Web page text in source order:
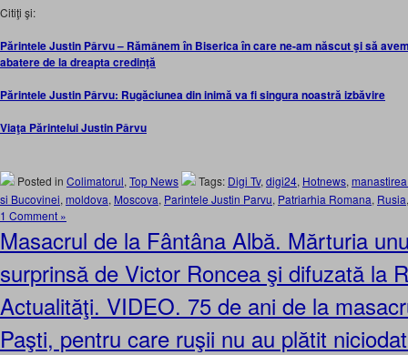
Citiţi şi:
Părintele Justin Pârvu – Rămânem în Biserica în care ne-am născut şi să
abatere de la dreapta credinţă
Părintele Justin Pârvu: Rugăciunea din inimă va fi singura noastră izbăvire
Viaţa Părintelui Justin Pârvu
Posted in Colimatorul, Top News Tags: Digi Tv, digi24, Hotnews,
si Bucovinei, moldova, Moscova, Parintele Justin Parvu, Patriarhia Romana, Rusia
1 Comment »
Masacrul de la Fântâna Albă. Mărturia
surprinsă de Victor Roncea şi difuzată la
Actualităţi. VIDEO. 75 de ani de la
Paşti, pentru care ruşii nu au plătit